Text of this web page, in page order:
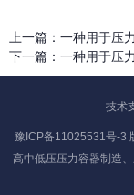
上一篇： 一种用于压
下一篇： 一种用于压
技术
豫ICP备11025531号-3
高中低压压力容器制造